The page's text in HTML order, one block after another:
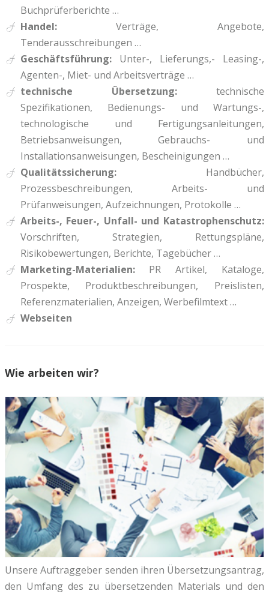
Buchprüferberichte …
Handel:Verträge, Angebote,
Tenderausschreibungen …
Geschäftsführung:Unter-, Lieferungs,- Leasing-,
Agenten-, Miet- und Arbeitsverträge …
technische Übersetzung:technische
Spezifikationen, Bedienungs- und Wartungs-,
technologische und Fertigungsanleitungen,
Betriebsanweisungen, Gebrauchs- und
Installationsanweisungen, Bescheinigungen …
Qualitätssicherung:Handbücher,
Prozessbeschreibungen, Arbeits- und
Prüfanweisungen, Aufzeichnungen, Protokolle …
Arbeits-, Feuer-, Unfall- und Katastrophenschutz:
Vorschriften, Strategien, Rettungspläne,
Risikobewertungen, Berichte, Tagebücher …
Marketing-Materialien:PR Artikel, Kataloge,
Prospekte, Produktbeschreibungen, Preislisten,
Referenzmaterialien, Anzeigen, Werbefilmtext …
Webseiten
Wie arbeiten wir?
Unsere Auftraggeber senden ihren Übersetzungsantrag,
den Umfang des zu übersetzenden Materials und den